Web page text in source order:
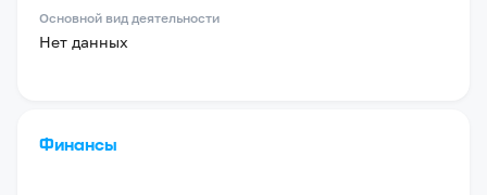
Основной вид деятельности
Нет данных
Финансы